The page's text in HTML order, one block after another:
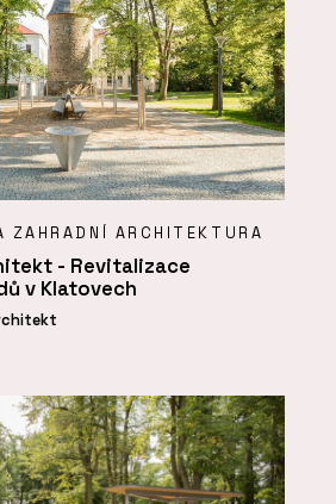
ZAHRADNÍ ARCHITEKTURA
- Revitalizace
v Klatovech